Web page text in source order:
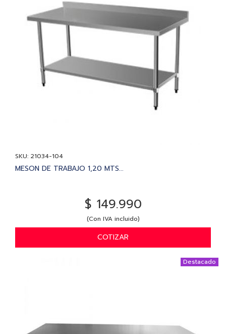
SKU: 21034-104
MESON DE TRABAJO 1,20 MTS...
$ 149.990
(Con IVA incluido)
COTIZAR
Destacado